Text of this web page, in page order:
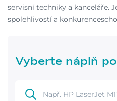
servisní techniky a kanceláře.
spolehlivostí a
Vyberte náplň